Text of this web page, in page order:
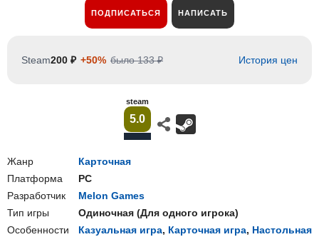
ПОДПИСАТЬСЯ НАПИСАТЬ
Steam200 ₽ +50% было 133 ₽ История цен
steam
5.0
Жанр
Карточная
Платформа
PC
Разработчик
Melon Games
Тип игры
Одиночная (Для одного игрока)
Особенности
Казуальная игра, Карточная игра, Настольная